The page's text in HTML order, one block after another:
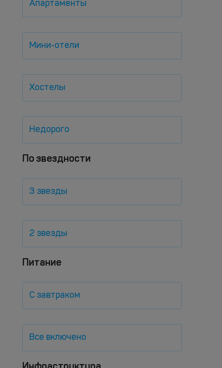
Апартаменты
Мини-отели
Хостелы
Недорого
По звездности
3 звезды
2 звезды
Питание
С завтраком
Все включено